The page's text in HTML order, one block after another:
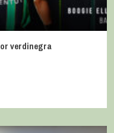
verdinegra